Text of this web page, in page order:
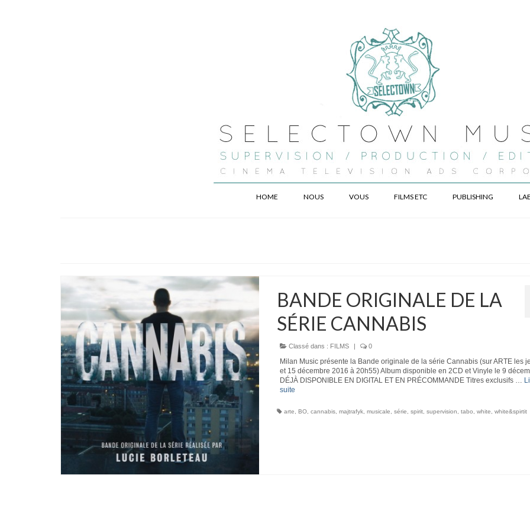
HOME NOUS VOUS FILMS ETC PUBLISHING
BANDE ORIGINALE DE LA
SÉRIE CANNABIS
Classé dans : FILMS | 0
Milan Music présente la Bande originale de la série Cannabis (sur ARTE les
et 15 décembre 2016 à 20h55) Album disponible en 2CD et Vinyle le 9
DÉJÀ DISPONIBLE EN DIGITAL ET EN PRÉCOMMANDE Titres exclusifs …
suite­­
arte BO, cannabis, majtrafyk, musicale série spirit, supervision tabo white white&spirtit